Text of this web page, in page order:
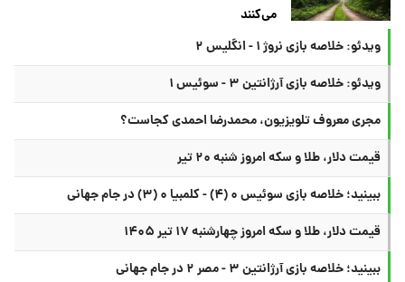
می‌کنند
ویدئو: خلاصه بازی نروژ ۱ - انگلیس ۲
ویدئو: خلاصه بازی آرژانتین ۳ - سوئیس ۱
مجری معروف تلویزیون، محمدرضا احمدی کجاست؟
قیمت دلار، طلا و سکه امروز شنبه ۲۰ تیر
ببینید؛ خلاصه بازی سوئیس ۰ (۴) - کلمبیا ۰ (۳) در جام جهانی
قیمت دلار، طلا و سکه امروز چهارشنبه ۱۷ تیر ۱۴۰۵
ببینید؛ خلاصه بازی آرژانتین ۳ - مصر ۲ در جام جهانی